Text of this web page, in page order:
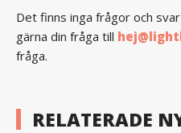
Det finns inga frågor och
gärna din fråga till
fråga.
RELATERADE